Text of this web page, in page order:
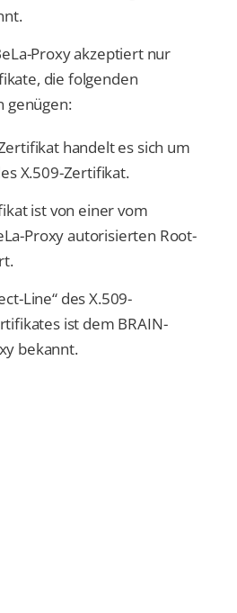
Proxy akzeptiert nur
die folgenden
genügen:
handelt es sich um
X.509-Zertifikat.
ist von einer vom
Proxy autorisierten Root-
Line“ des X.509-
ist dem BRAIN-
bekannt.